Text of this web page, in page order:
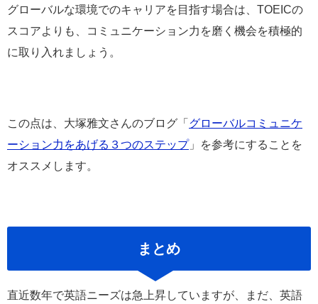
グローバルな環境でのキャリアを目指す場合は、TOEICの
スコアよりも、コミュニケーション力を磨く機会を積極的
に取り入れましょう。
この点は、大塚雅文さんのブログ「 グローバルコミュニケ
ーション力をあげる３つのステップ」を参考にすることを
オススメします。
まとめ
直近数年で英語ニーズは急上昇していますが、まだ、英語